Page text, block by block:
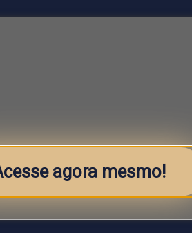
agora mesmo!
Lucia Haracemiv
5 minutos de leitura